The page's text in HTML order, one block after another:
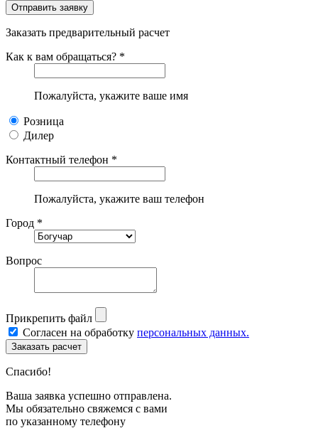
Заказать предварительный расчет
Как к вам обращаться? *
Пожалуйста, укажите ваше имя
Розница
Дилер
Контактный телефон *
Пожалуйста, укажите ваш телефон
Город *
Вопрос
Прикрепить файл
Согласен на обработку персональных данных.
Спасибо!
Ваша заявка успешно отправлена.
Мы обязательно свяжемся с вами
по указанному телефону